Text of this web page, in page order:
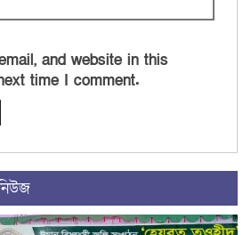
and website in this
time I comment.